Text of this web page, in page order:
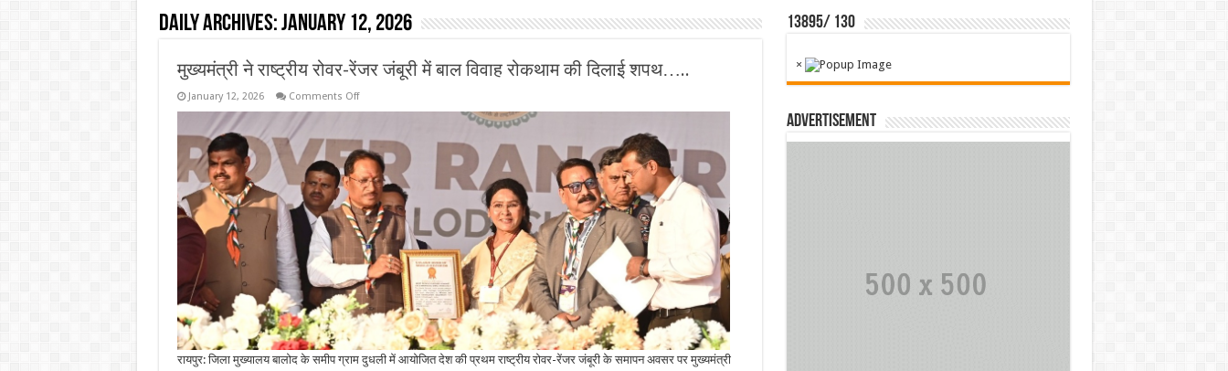
Daily Archives:January 12, 2026
मुख्यमंत्री ने राष्ट्रीय रोवर-रेंजर जंबूरी में बाल विवाह रोकथाम की दिलाई शपथ…..
January 12, 2026 Comments Offon
रोवर-
रेंजर
जंबूरी
में
बाल
विवाह
रोकथाम
की
दिलाई
शपथ…..
रायपुर: जिला मुख्यालय बालोद के समीप ग्राम दुधली में आयोजित देश की प्रथम राष्ट्रीय रोवर-रेंजर जंबूरी के समापन अवसर पर मुख्यमंत्री
13895/ 130
×
Advertisement